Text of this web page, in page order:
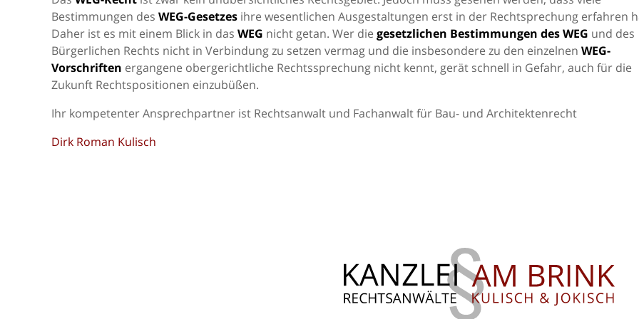
Bestimmungen des WEG-Gesetzes ihre wesentlichen Ausgestaltungen erst in der Rechtsprechung erfahren
Daher ist es mit einem Blick in das WEG nicht getan. Wer die gesetzlichen Bestimmungen des WEG und des
Bürgerlichen Rechts nicht in Verbindung zu setzen vermag und die insbesondere zu den einzelnen WEG-
Vorschriften ergangene obergerichtliche Rechtssprechung nicht kennt, gerät schnell in Gefahr, auch für die
Zukunft Rechtspositionen einzubüßen.
Ihr kompetenter Ansprechpartner ist Rechtsanwalt und Fachanwalt für Bau- und Architektenrecht
Dirk Roman Kulisch